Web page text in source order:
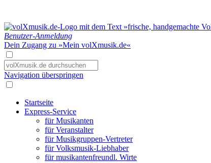
Benutzer-Anmeldung
Dein Zugang zu »Mein volXmusik.de«
Navigation überspringen
Startseite
Express-Service
für Musikanten
für Veranstalter
für Musikgruppen-Vertreter
für Volksmusik-Liebhaber
für musikantenfreundl. Wirte